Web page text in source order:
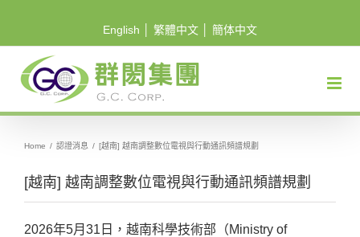
English 繁體中文 簡体中文
Home / 認證消息 / [越南] 越南調整數位電視與行動通訊頻譜規劃
[越南] 越南調整數位電視與行動通訊頻譜規劃
2026年5月31日，越南科學技術部（Ministry of